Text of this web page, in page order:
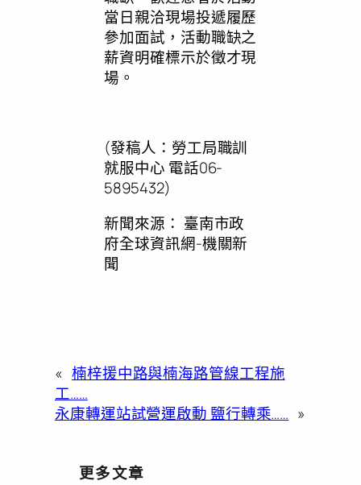
當日親洽現場投遞履歷
參加面試，活動職缺之
薪資明確標示於徵才現
場。
(發稿人：勞工局職訓
就服中心 電話06-
5895432)
新聞來源： 臺南市政
府全球資訊網-機關新
聞
« 楠梓援中路與楠海路管線工程施
工……
永康轉運站試營運啟動 鹽行轉乘…… »
更多文章